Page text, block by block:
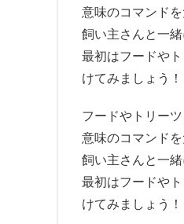
意味のコマンド
飼い主さんと一
最初はフードや
けてみましょう！
フードやトリー
意味のコマンド
飼い主さんと一
最初はフードや
けてみましょう！